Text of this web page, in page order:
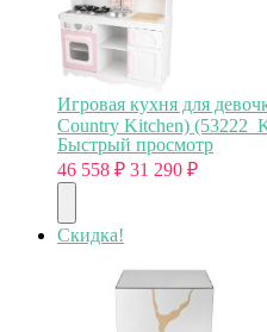
Игровая кухня для
Country Kitchen)
Быстрый просмотр
46 558 ₽ 31 290 ₽
Скидка!